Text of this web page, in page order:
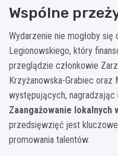
Wspólne
Wydarzenie nie mogłoby
Legionowskiego, który
przeglądzie członkowie
Krzyżanowska-Grabiec oraz
występujących, nagradzając
Zaangażowanie lokalnych
przedsięwzięć jest
promowania talentów.